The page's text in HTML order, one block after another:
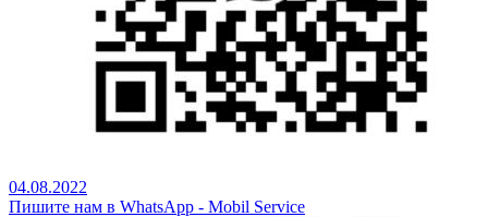
04.08.2022
Пишите нам в WhatsApp - Mobil Service